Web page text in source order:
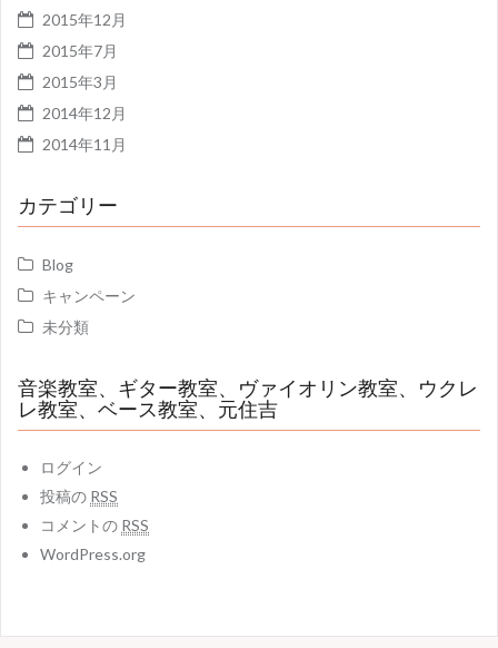
2015年12月
2015年7月
2015年3月
2014年12月
2014年11月
カテゴリー
Blog
キャンペーン
未分類
音楽教室、ギター教室、ヴァイオリン教室、ウクレ
レ教室、ベース教室、元住吉
ログイン
投稿の RSS
コメントの RSS
WordPress.org